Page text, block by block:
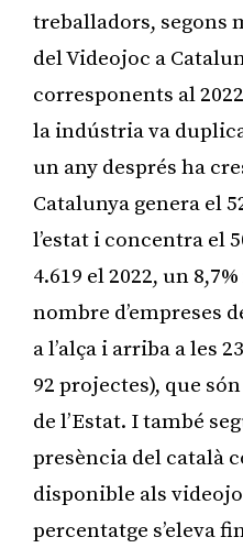
treballadors, segons
del Videojoc a
corresponents al
la indústria va
un any després ha
Catalunya genera el
l’estat i concentra el
4.619 el 2022, un
nombre d’empreses
a l’alça i arriba a les
92 projectes), que
de l’Estat. I també
presència del català
disponible als
percentatge s’eleva